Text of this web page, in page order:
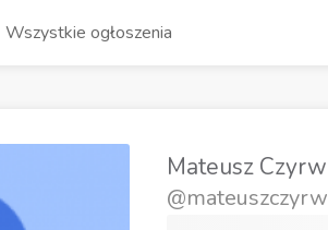
Wszystkie ogłoszenia
Mateusz Czyrw
@mateuszczyrw